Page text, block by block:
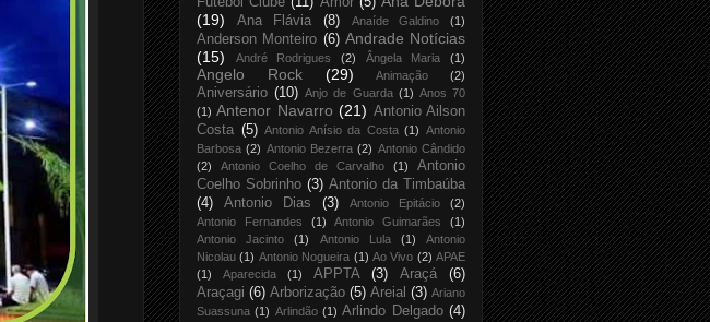
(19)
Ana Flávia (8) Anaíde Galdino (1)
Anderson Monteiro (6) Andrade Notícias
(15)
André Rodrigues (2) Ângela Maria (1)
Angelo Rock (29) Animação (2)
Aniversário (10) Anjo de Guarda (1) Anos 70
(1) Antenor Navarro (21) Antonio Ailson
Costa (5) Antonio Anísio da Costa (1) Antonio
Barbosa (2) Antonio Bezerra (2) Antonio Cândido
(2)
Antonio Coelho de Carvalho (1)
Antonio
Coelho Sobrinho (3) Antonio da Timbaúba
(4)
Antonio Dias (3) Antonio Epitácio
(2)
Antonio Fernandes
(1) Antonio Guimarães
(1)
Antonio Jacinto
(1) Antonio Lula (1)
Antonio
Nicolau (1) Antonio Nogueira (1) Ao Vivo (2) APAE
(1)
Aparecida (1) APPTA (3) Araçá
(6)
Araçagi (6) Arborização (5) Areial (3) Ariano
Suassuna (1) Arlindão (1) Arlindo Delgado (4)